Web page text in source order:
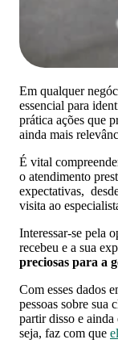
Em qualquer
essencial para
prática ações que
ainda mais
É vital
o atendimento
expectativas,
visita ao
Interessar-se pela
recebeu e a sua
preciosas para a
Com esses dados
pessoas sobre sua
partir disso e
seja, faz com que